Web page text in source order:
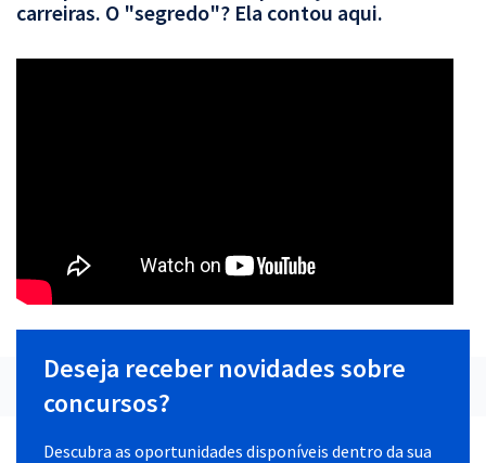
carreiras. O "segredo"? Ela contou aqui.
Deseja receber novidades sobre
concursos?
Descubra as oportunidades disponíveis dentro da sua